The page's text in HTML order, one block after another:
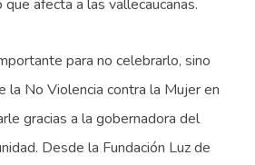
afecta a las vallecaucanas.
para no celebrarlo, sino
la No Violencia contra la Mujer en
gracias a la gobernadora del
Desde la Fundación Luz de